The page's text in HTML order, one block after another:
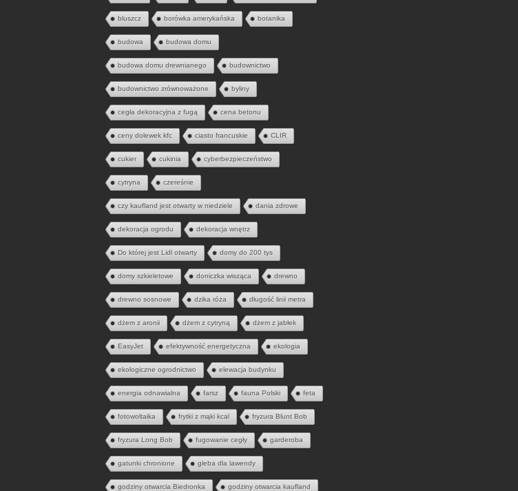
bluszcz borówka amerykańska botanika
budowa budowa domu
budowa domu drewnianego budownictwo
budownictwo zrównoważone byliny
cegła dekoracyjna z fugą cena betonu
ceny dolewek kfc ciasto francuskie CLIR
cukier cukinia cyberbezpieczeństwo
cytryna czereśnie
czy kaufland jest otwarty w niedziele dania zdrowe
dekoracja ogrodu dekoracja wnętrz
Do której jest Lidl otwarty domy do 200 tys
domy szkieletowe doniczka wisząca drewno
drewno sosnowe dzika róża długość linii metra
dżem z aronii dżem z cytryną dżem z jabłek
EasyJet efektywność energetyczna ekologia
ekologiczne ogrodnictwo elewacja budynku
energia odnawialna farsz fauna Polski feta
fotowoltaika frytki z mąki kcal fryzura Blunt Bob
fryzura Long Bob fugowanie cegły garderoba
gatunki chronione gleba dla lawendy
godziny otwarcia Biedronka godziny otwarcia kaufland